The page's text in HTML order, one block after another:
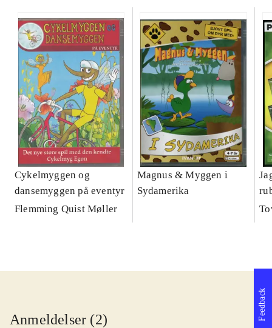
Cykelmyggen og
dansemyggen på eventyr
Flemming Quist Møller
Magnus & Myggen i
Sydamerika
Anmeldelser (2) Feedback